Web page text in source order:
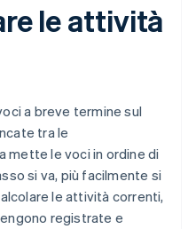
le attività
a breve termine sul
tra le
mette le voci in ordine di
si va, più facilmente si
le attività correnti,
registrate e